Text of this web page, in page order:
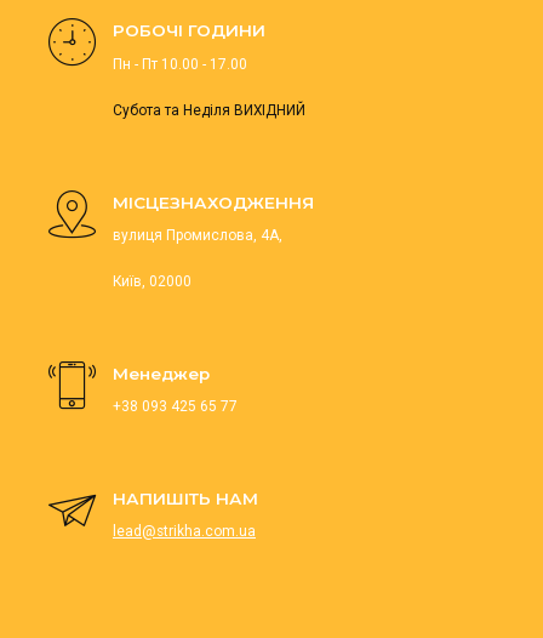
РОБОЧІ ГОДИНИ
Пн - Пт 10.00 - 17.00
Субота та Неділя ВИХІДНИЙ
МІСЦЕЗНАХОДЖЕННЯ
вулиця Промислова, 4А,
Київ, 02000
Менеджер
+38 093 425 65 77
НАПИШІТЬ НАМ
lead@strikha.com.ua